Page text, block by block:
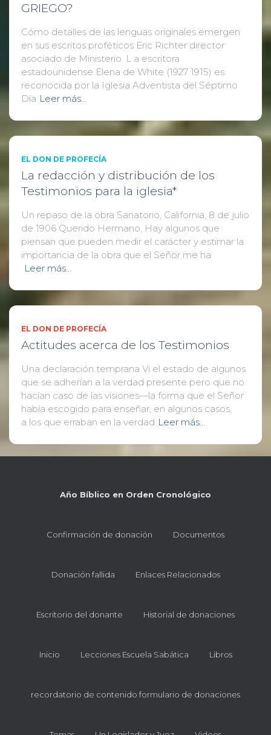
GRIEGO?
Cómo detalles de las lenguas originales emergen
en sus escritos proféticos Eric Richter director
asociado de Ministerio. L a escritora
estadounidense Elena de White (1927 1915) es
reconocida por la Iglesia Adventista del Séptimo
Día Leer más…
EL DON DE PROFECÍA
La redacción y distribución de los
Testimonios para la iglesia*
Un repaso de la obra Sanatorio, California, 8 de julio
de 1906 Querido Hermano, Hay algunos que
piensan que pueden medir el carácter y estimar la
importancia de la obra que el Señor me ha
Leer más…
EL DON DE PROFECÍA
Actitudes acerca de los Testimonios
Una declaración temprana Vi el estado de algunos
que se adherían a la verdad presente pero que no
hacían caso de las visiones—la forma que el Señor
había escogido para enseñar, en algunos casos,
a los que erraban en la verdad Leer más…
Año Bíblico en Orden Cronológico
Confirmación de donación Documentos
Donación fallida Enlaces Relacionados
Escritorio del donante Historial de donaciones
Inicio Lecciones Escuela Sabática Libros
recordatorio de contenido formulario de donaciones